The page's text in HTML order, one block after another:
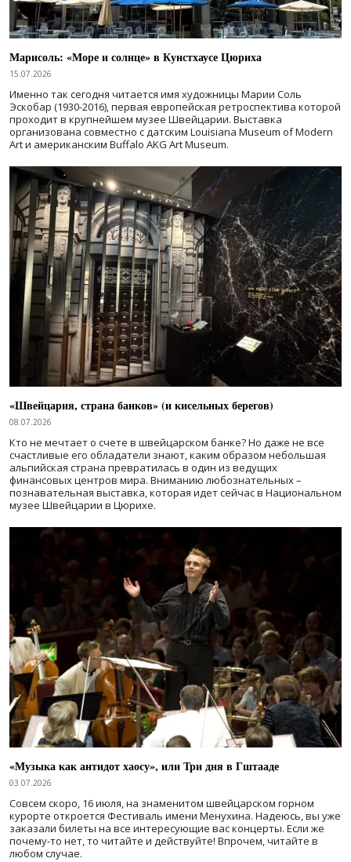
Марисоль: «Море и солнце» в Кунстхаусе Цюриха
15.07.2026
Именно так сегодня читается имя художницы Марии Соль
Эскобар (1930-2016), первая европейская ретроспектива которой
проходит в крупнейшем музее Швейцарии. Выставка
организована совместно с датским Louisiana Museum of Modern
Art и американским Buffalo AKG Art Museum.
«Швейцария, страна банков» (и кисельных берегов)
08.07.2026
Кто не мечтает о счете в швейцарском банке? Но даже не все
счастливые его обладатели знают, каким образом небольшая
альпийская страна превратилась в один из ведущих
финансовых центров мира. Вниманию любознательных –
познавательная выставка, которая идет сейчас в Национальном
музее Швейцарии в Цюрихе.
«Музыка как антидот хаосу», или Три дня в Гштааде
03.07.2026
Совсем скоро, 16 июля, на знаменитом швейцарском горном
курорте откроется Фестиваль имени Менухина. Надеюсь, вы уже
заказали билеты на все интересующие вас концерты. Если же
почему-то нет, то читайте и действуйте! Впрочем, читайте в
любом случае.